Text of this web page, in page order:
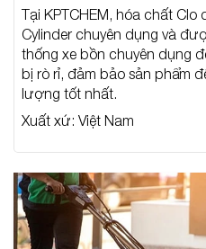
Tại KPTCHEM, hóa chất
Cylinder chuyên dụng và
thống xe bồn chuyên dụng
bị rò rỉ, đảm bảo sản phẩm
lượng tốt nhất.
Xuất xứ: Việt Nam